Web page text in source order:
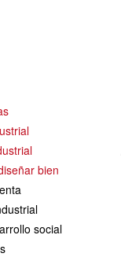
bien
social